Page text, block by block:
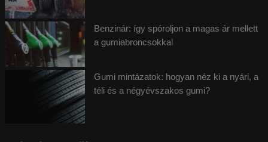
Benzinár: így spóroljon a magas ár mellett
a gumiabroncsokkal
Gumi mintázatok: hogyan néz ki a nyári, a
téli és a négyévszakos gumi?